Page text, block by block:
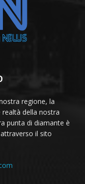
regione, la
della nostra
punta di diamante è
il sito